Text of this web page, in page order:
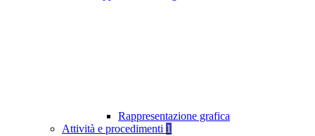
Rappresentazione grafica
Attività e procedimenti 1